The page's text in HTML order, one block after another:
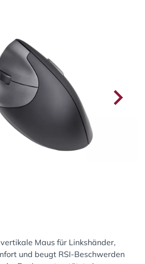
Maus für Linkshänder,
und beugt RSI-Beschwerden